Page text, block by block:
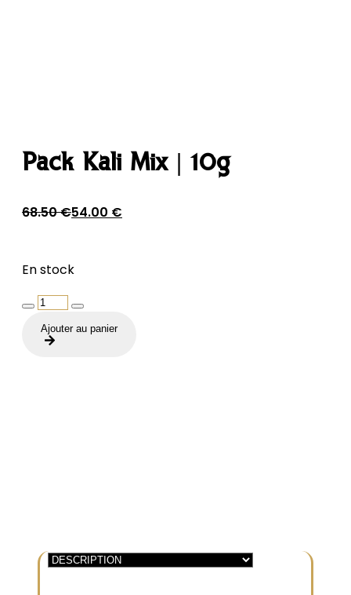
Pack Kali Mix | 10g
68.50€
Le
était :
54.00 €
Le
est :
En stock
quantité
Pack
Ajouter au panier